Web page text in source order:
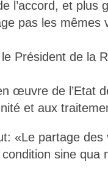
l’accord, et plus
pas les mêmes
Président de la
œuvre de l’Etat
et aux
«Le partage des
sine qua